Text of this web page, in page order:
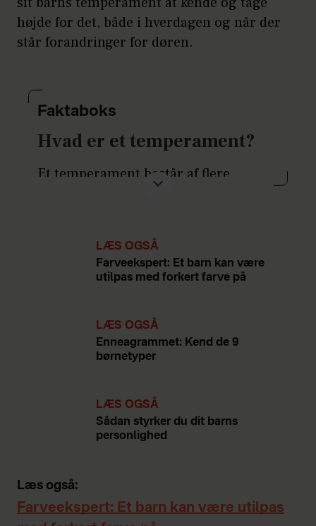
højde for det, både i hverdagen og når der
står forandringer for døren.
Faktaboks
Hvad er et temperament?
Et temperament består af flere
egenskaber:
Aktivitetsniveau: Hvor meget
barnet bevæger sig.
Irritabilitet: Hvor meget barnet
græder, klynker og jamrer.
Positiv grundstemning:
LÆS OGSÅ
Farveekspert: Et barn kan være
utilpas med forkert farve på
LÆS OGSÅ
Enneagrammet: Kend de 9
børnetyper
LÆS OGSÅ
Sådan styrker du dit barns
personlighed
Læs også:
Farveekspert: Et barn kan være utilpas